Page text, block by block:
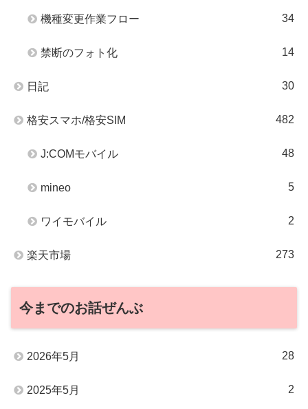
機種変更作業フロー 34
禁断のフォト化 14
日記 30
格安スマホ/格安SIM 482
J:COMモバイル 48
mineo 5
ワイモバイル 2
楽天市場 273
今までのお話ぜんぶ
2026年5月 28
2025年5月 2